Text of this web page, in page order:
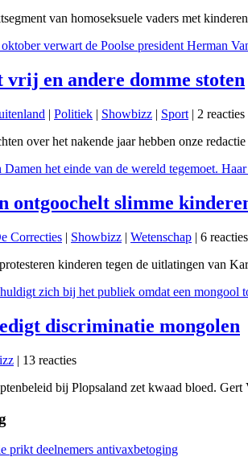
van homoseksuele vaders met
verwart de Poolse president Herman
en andere domme stoten
| Politiek | Showbizz | Sport | 2 reacties
over het nakende jaar hebben onze
het einde van de wereld tegemoet.
ontgoochelt slimme
Correcties | Showbizz | Wetenschap | 6 reacties
kinderen tegen de uitlatingen van
zich bij het publiek omdat een mongool
discriminatie mongolen
| 13 reacties
bij Plopsaland zet kwaad bloed.
prikt deelnemers antivaxbetoging